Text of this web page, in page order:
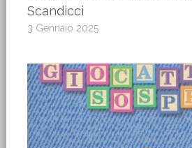
Scandicci
3 Gennaio 2025